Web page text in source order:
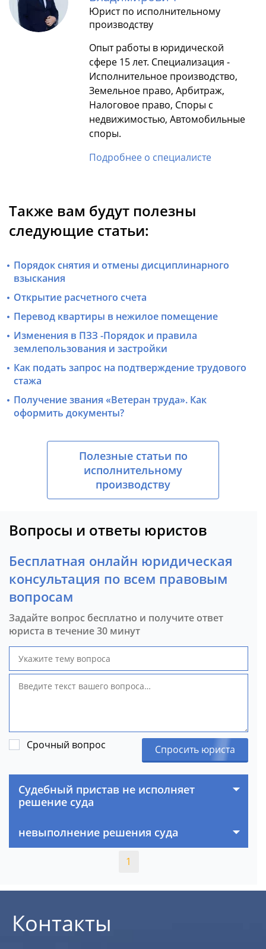
Юрист по исполнительному
производству
Опыт работы в юридической
сфере 15 лет. Специализация -
Исполнительное производство,
Земельное право, Арбитраж,
Налоговое право, Споры с
недвижимостью, Автомобильные
споры.
Подробнее о специалисте
Также вам будут полезны
следующие статьи:
Порядок снятия и отмены дисциплинарного
взыскания
Открытие расчетного счета
Перевод квартиры в нежилое помещение
Изменения в ПЗЗ -Порядок и правила
землепользования и застройки
Как подать запрос на подтверждение трудового
стажа
Получение звания «Ветеран труда». Как
оформить документы?
Полезные статьи по
исполнительному
производству
Вопросы и ответы юристов
Бесплатная онлайн юридическая
консультация по всем правовым
вопросам
Задайте вопрос бесплатно и получите ответ
юриста в течение 30 минут
Срочный вопрос Спросить юриста
Судебный пристав не исполняет
решение суда
невыполнение решения суда
1
Контакты